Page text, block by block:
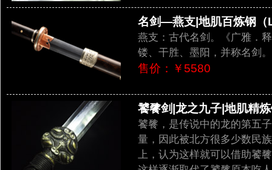
名剑—燕支|地肌百炼钢（
燕支：古代名剑。《广雅．
镂、干胜、墨阳，并称名剑。
售价：￥5580
饕餮剑|龙之九子|地肌精
饕餮，是传说中的龙的第五
量，因此被北方很多少数民
上，认为这样就可以借助饕